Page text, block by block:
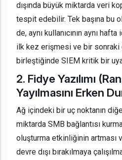
dışında büyük miktarda veri
tespit edebilir. Tek başına bu
de, aynı kullanıcının aynı
ilk kez erişmesi ve bir
birleştiğinde SIEM kritik bir
2. Fidye Yazılımı
Yayılmasını Erken
Ağ içindeki bir uç noktanın
miktarda SMB bağlantısı
oluşturma etkinliğinin artması
devre dışı bırakılmaya